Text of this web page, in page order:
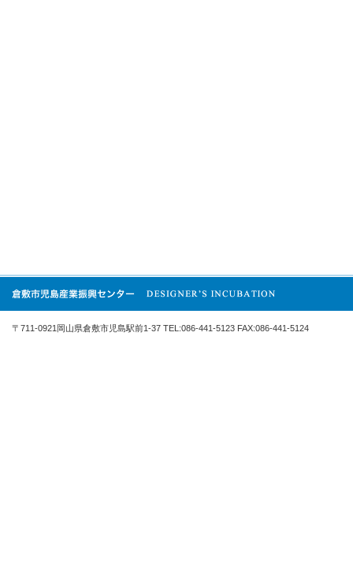
〒711-0921岡山県倉敷市児島駅前1-37 TEL:086-441-5123 FAX:086-441-5124